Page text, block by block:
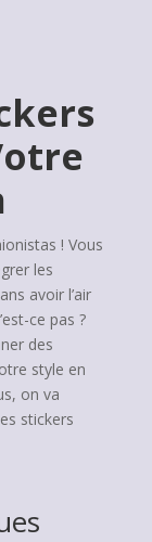
! Vous
les
avoir l’air
ce pas ?
des
style en
on va
stickers